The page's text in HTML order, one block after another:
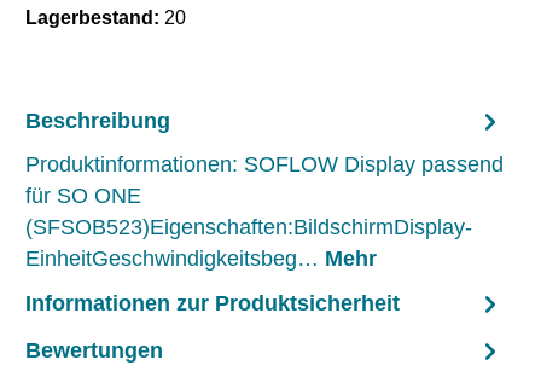
Lagerbestand: 20
Beschreibung
Produktinformationen: SOFLOW Display passend
für SO ONE
(SFSOB523)Eigenschaften:BildschirmDisplay-
EinheitGeschwindigkeitsbeg… Mehr
Informationen zur Produktsicherheit
Bewertungen